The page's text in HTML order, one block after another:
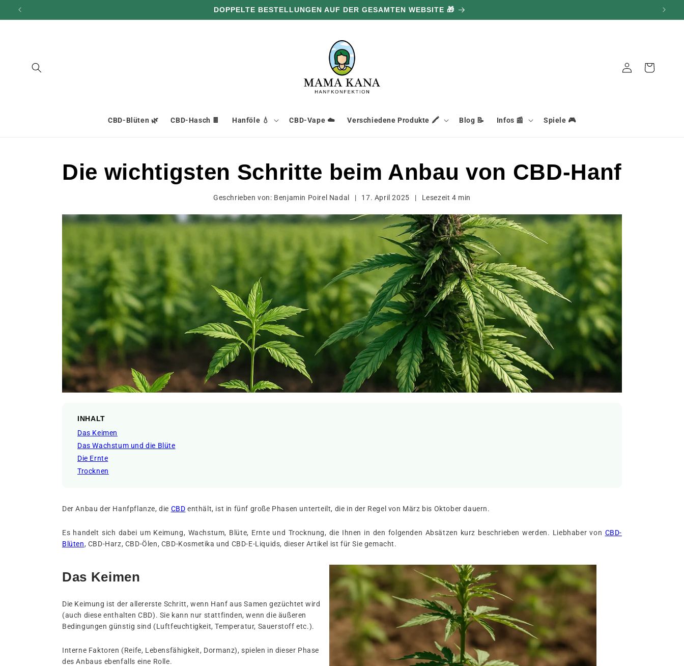
und zum
DOPPELTE BESTELLUNGEN AUF DER GESAMTEN WEBSITE 🎁
CBD-Blüten 🌿 CBD-Hasch 🍫 Hanföle 💧 CBD-Vape ☁️ Verschiedene Produkte 🖍️ Blog 📝 Infos 📰 Spiele 🎮
VerbindungWarenkorb
Die wichtigsten Schritte beim Anbau von CBD-Hanf
Geschrieben von: Benjamin Poirel Nadal | 17. April 2025 | Lesezeit 4 min
INHALT
Das Keimen
Das Wachstum und die Blüte
Die Ernte
Trocknen
Der Anbau der Hanfpflanze, die CBD enthält, ist in fünf große Phasen unterteilt, die in der Regel von März bis Oktober dauern.
Es handelt sich dabei um Keimung, Wachstum, Blüte, Ernte und Trocknung, die Ihnen in den folgenden Absätzen kurz beschrieben werden. Liebhaber von CBD-
Blüten, CBD-Harz, CBD-Ölen, CBD-Kosmetika und CBD-E-Liquids, dieser Artikel ist für Sie gemacht.
Das Keimen
Die Keimung ist der allererste Schritt, wenn Hanf aus Samen gezüchtet wird
(auch diese enthalten CBD). Sie kann nur stattfinden, wenn die äußeren
Bedingungen günstig sind (Luftfeuchtigkeit, Temperatur, Sauerstoff etc.).
Interne Faktoren (Reife, Lebensfähigkeit, Dormanz), spielen in dieser Phase
des Anbaus ebenfalls eine Rolle.